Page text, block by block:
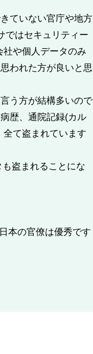
ていない官庁や地方
ではセキュリティー
や個人データのみ
われた方が良いと思
う方が結構多いので
歴、通院記録(カル
て盗まれています
盗まれることにな
本の官僚は優秀です